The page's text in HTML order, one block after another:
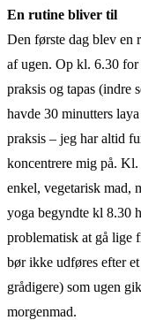
En rutine bliver til
Den første dag blev en
af ugen. Op kl. 6.30 for
praksis og tapas (indre
havde 30 minutters
praksis – jeg har altid
koncentrere mig på.
enkel, vegetarisk mad,
yoga begyndte kl 8.30
problematisk at gå lige
bør ikke udføres efter
grådigere) som ugen
morgenmad.